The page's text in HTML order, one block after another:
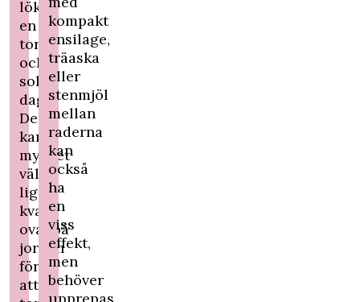
löken
en
torr
och
solig
dag.
Den
kan
mycket
väl
ligga
kvar
ovanpå
jorden
för
att
kompakt
ensilage,
träaska
eller
stenmjöl
mellan
raderna
kan
också
ha
en
viss
effekt,
men
behöver